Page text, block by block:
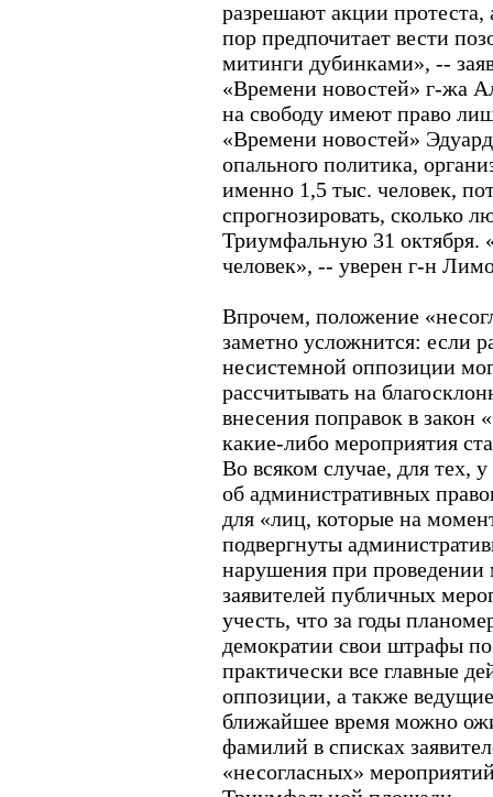
разрешают акции протеста,
пор предпочитает вести
митинги дубинками», --
«Времени новостей» г-жа
на свободу имеют право
«Времени новостей»
опального политика,
именно 1,5 тыс. человек,
спрогнозировать, сколько
Триумфальную 31 октября.
человек», -- уверен г-н
Впрочем, положение
заметно усложнится: если
несистемной оппозиции
рассчитывать на
внесения поправок в закон
какие-либо мероприятия
Во всяком случае, для тех,
об административных
для «лиц, которые на
подвергнуты
нарушения при проведении
заявителей публичных
учесть, что за годы
демократии свои штрафы
практически все главные
оппозиции, а также
ближайшее время можно
фамилий в списках
«несогласных»